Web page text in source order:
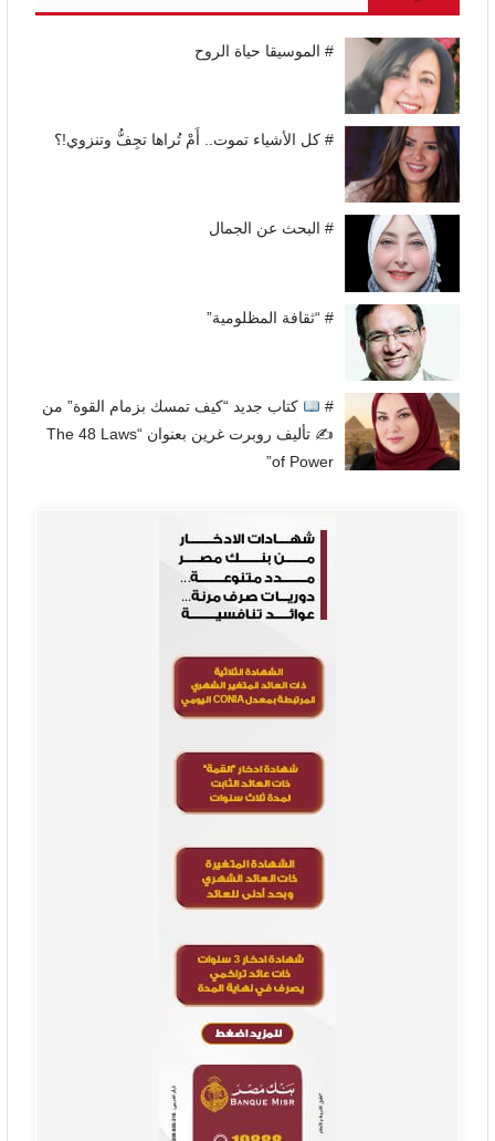
# الموسيقا حياة الروح
# كل الأشياء تموت.. أَمْ تُراها تجِفُّ وتنزوي!؟
# البحث عن الجمال
# “ثقافة المظلومية”
#
كتاب جديد “كيف تمسك بزمام القوة” من
✍
تأليف روبرت غرين بعنوان “The 48 Laws
of Power”